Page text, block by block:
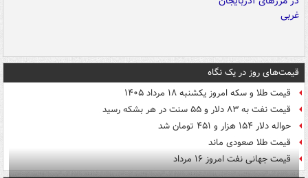
قیمت‌های روز در یک نگاه
قیمت طلا و سکه امروز یکشنبه ۱۸ مرداد ۱۴۰۵
قیمت نفت به ۸۳ دلار و ۵۵ سنت در هر بشکه رسید
حواله دلار ۱۵۴ هزار و ۴۵۱ تومان شد
قیمت طلا صعودی ماند
قیمت جهانی نفت امروز ۱۶ مرداد